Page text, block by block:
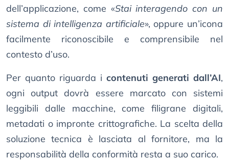
dell’applicazione, come «Stai interagendo con un
sistema di intelligenza artificiale», oppure un’icona
facilmente riconoscibile e comprensibile nel
contesto d’uso.
Per quanto riguarda i contenuti generati dall’AI,
ogni output dovrà essere marcato con sistemi
leggibili dalle macchine, come filigrane digitali,
metadati o impronte crittografiche. La scelta della
soluzione tecnica è lasciata al fornitore, ma la
responsabilità della conformità resta a suo carico.